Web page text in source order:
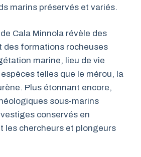
marins préservés et variés.
Cala Minnola révèle des
des formations rocheuses
marine, lieu de vie
telles que le mérou, la
Plus étonnant encore,
sous-marins
conservés en
les chercheurs et plongeurs